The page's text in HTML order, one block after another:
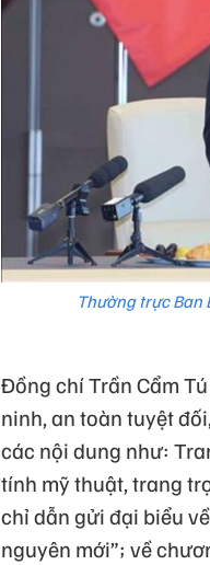
Thường trực Ban
Đồng chí Trần Cẩm
ninh, an toàn tuyệt
các nội dung như:
tính mỹ thuật, trang
chỉ dẫn gửi đại biểu
nguyên mới”; về